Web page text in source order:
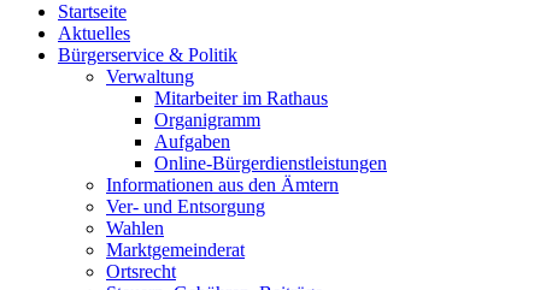
Startseite
Aktuelles
Bürgerservice & Politik
Verwaltung
Mitarbeiter im Rathaus
Organigramm
Aufgaben
Online-Bürgerdienstleistungen
Informationen aus den Ämtern
Ver- und Entsorgung
Wahlen
Marktgemeinderat
Ortsrecht